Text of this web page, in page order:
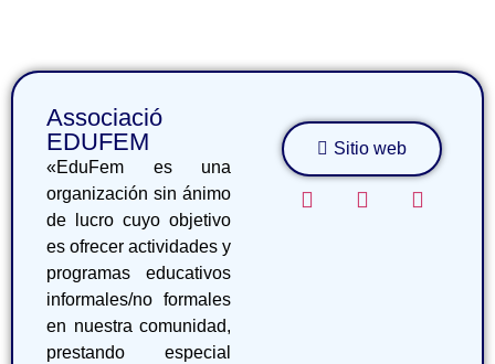
Associació
EDUFEM
«EduFem es una
organización sin ánimo
de lucro cuyo objetivo
es ofrecer actividades y
programas educativos
informales/no formales
en nuestra comunidad,
prestando especial
Sitio web